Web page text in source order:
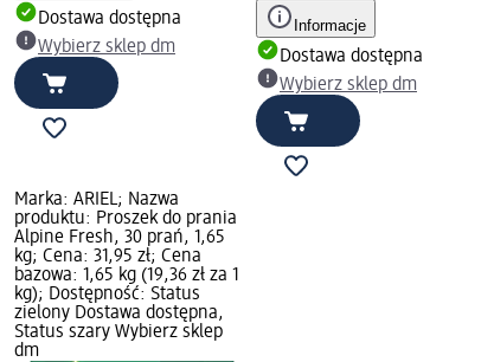
Dostawa dostępna
Wybierz sklep dm
Informacje
Dostawa dostępna
Wybierz sklep dm
Marka: ARIEL; Nazwa
produktu: Proszek do prania
Alpine Fresh, 30 prań, 1,65
kg; Cena: 31,95 zł; Cena
bazowa: 1,65 kg (19,36 zł za 1
kg); Dostępność: Status
zielony Dostawa dostępna,
Status szary Wybierz sklep
dm